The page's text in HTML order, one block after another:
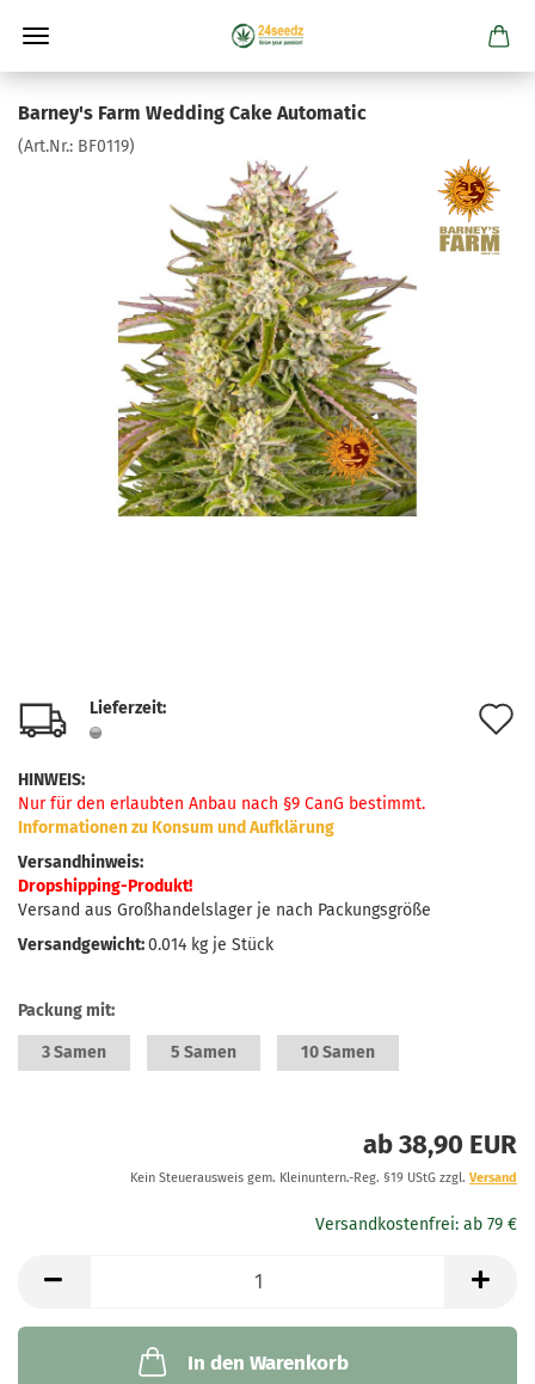
Barney's Farm Wedding Cake Automatic
(Art.Nr.: BF0119)
Lieferzeit:
HINWEIS:
Nur für den erlaubten Anbau nach §9 CanG bestimmt.
Informationen zu Konsum und Aufklärung
Versandhinweis:
Dropshipping-Produkt!
Versand aus Großhandelslager je nach Packungsgröße
Versandgewicht:0.014 kg je Stück
Packung mit:
3 Samen 5 Samen 10 Samen
ab 38,90 EUR
Kein Steuerausweis gem. Kleinuntern.-Reg. §19 UStG zzgl. Versand
In den Warenkorb